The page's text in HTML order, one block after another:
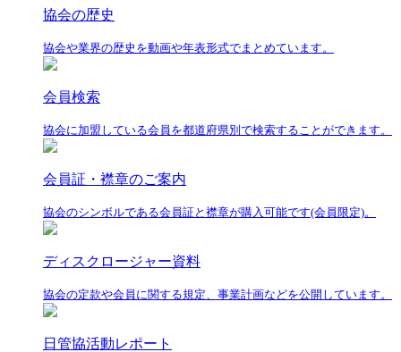
協会の歴史
協会や業界の歴史を動画や年表形式でまとめています。
会員検索
協会に加盟している会員を都道府県別で検索することができます。
会員証・襟章のご案内
協会のシンボルである会員証と襟章が購入可能です(会員限定)。
ディスクロージャー資料
協会の定款や会員に関する規定、事業計画などを公開しています。
日管協活動レポート